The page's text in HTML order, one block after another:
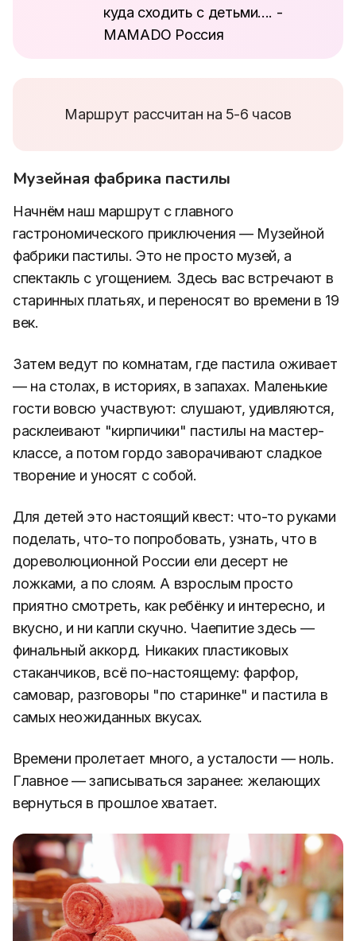
куда сходить с детьми.... -
MAMADO Россия
Маршрут рассчитан на 5-6 часов
Музейная фабрика пастилы
Начнём наш маршрут с главного
гастрономического приключения — Музейной
фабрики пастилы. Это не просто музей, а
спектакль с угощением. Здесь вас встречают в
старинных платьях, и переносят во времени в 19
век.
Затем ведут по комнатам, где пастила оживает
— на столах, в историях, в запахах. Маленькие
гости вовсю участвуют: слушают, удивляются,
расклеивают "кирпичики" пастилы на мастер-
классе, а потом гордо заворачивают сладкое
творение и уносят с собой.
Для детей это настоящий квест: что-то руками
поделать, что-то попробовать, узнать, что в
дореволюционной России ели десерт не
ложками, а по слоям. А взрослым просто
приятно смотреть, как ребёнку и интересно, и
вкусно, и ни капли скучно. Чаепитие здесь —
финальный аккорд. Никаких пластиковых
стаканчиков, всё по-настоящему: фарфор,
самовар, разговоры "по старинке" и пастила в
самых неожиданных вкусах.
Времени пролетает много, а усталости — ноль.
Главное — записываться заранее: желающих
вернуться в прошлое хватает.